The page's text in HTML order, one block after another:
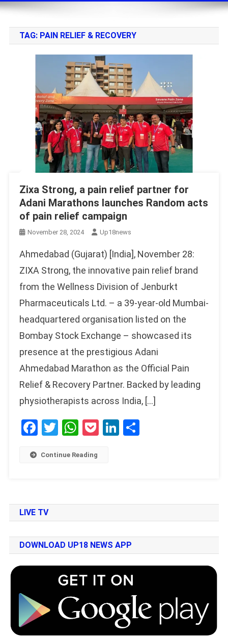
TAG: PAIN RELIEF & RECOVERY
Zixa Strong, a pain relief partner for
Adani Marathons launches Random acts
of pain relief campaign
November 28, 2024 Up18news
Ahmedabad (Gujarat) [India], November 28:
ZIXA Strong, the innovative pain relief brand
from the Wellness Division of Jenburkt
Pharmaceuticals Ltd. – a 39-year-old Mumbai-
headquartered organisation listed on the
Bombay Stock Exchange – showcased its
presence at the prestigious Adani
Ahmedabad Marathon as the Official Pain
Relief & Recovery Partner. Backed by leading
physiotherapists across India, […]
Facebook
Twitter
WhatsApp
PocketLinkedIn
Share
Continue Reading
LIVE TV
DOWNLOAD UP18 NEWS APP